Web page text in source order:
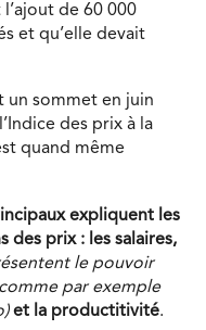
de 60 000
et qu’elle devait
un sommet en juin
des prix à la
quand même
expliquent les
des prix : les salaires,
le pouvoir
par exemple
et la productitivité.